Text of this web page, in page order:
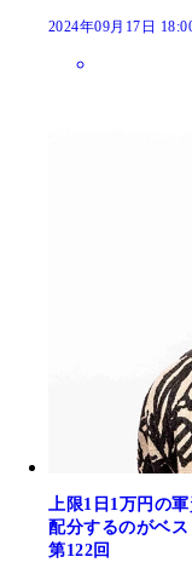
2024年09月17日
上限1日1万円の
配分するのがベ
第122回